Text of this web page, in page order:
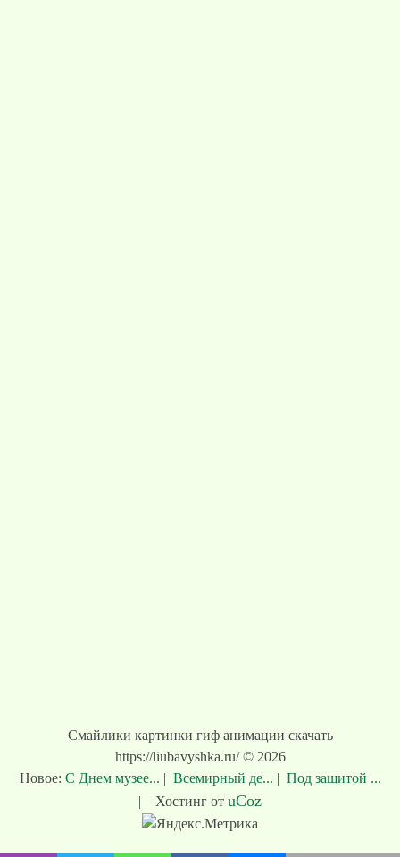
Смайлики картинки гиф анимации скачать
https://liubavyshka.ru/ © 2026
Новое: С Днем музее... | Всемирный де... | Под защитой ...
|
Хостинг от uCoz